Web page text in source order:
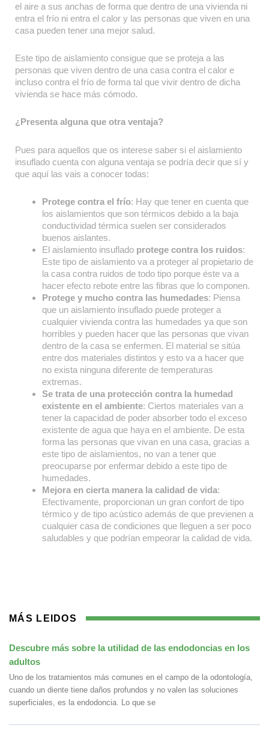
el aire a sus anchas de forma que dentro de una vivienda ni
entra el frío ni entra el calor y las personas que viven en una
casa pueden tener una mejor salud.
Este tipo de aislamiento consigue que se proteja a las
personas que viven dentro de una casa contra el calor e
incluso contra el frío de forma tal que vivir dentro de dicha
vivienda se hace más cómodo.
¿Presenta alguna que otra ventaja?
Pues para aquellos que os interese saber si el aislamiento
insuflado cuenta con alguna ventaja se podría decir que sí y
que aquí las vais a conocer todas:
Protege contra el frío: Hay que tener en cuenta que
los aislamientos que son térmicos debido a la baja
conductividad térmica suelen ser considerados
buenos aislantes.
El aislamiento insuflado protege contra los ruidos:
Este tipo de aislamiento va a proteger al propietario de
la casa contra ruidos de todo tipo porque éste va a
hacer efecto rebote entre las fibras que lo componen.
Protege y mucho contra las humedades: Piensa
que un aislamiento insuflado puede proteger a
cualquier vivienda contra las humedades ya que son
horribles y pueden hacer que las personas que vivan
dentro de la casa se enfermen. El material se sitúa
entre dos materiales distintos y esto va a hacer que
no exista ninguna diferente de temperaturas
extremas.
Se trata de una protección contra la humedad
existente en el ambiente: Ciertos materiales van a
tener la capacidad de poder absorber todo el exceso
existente de agua que haya en el ambiente. De esta
forma las personas que vivan en una casa, gracias a
este tipo de aislamientos, no van a tener que
preocuparse por enfermar debido a este tipo de
humedades.
Mejora en cierta manera la calidad de vida:
Efectivamente, proporcionan un gran confort de tipo
térmico y de tipo acústico además de que previenen a
cualquier casa de condiciones que lleguen a ser poco
saludables y que podrían empeorar la calidad de vida.
MÁS LEIDOS
Descubre más sobre la utilidad de las endodoncias en los
adultos
Uno de los tratamientos más comunes en el campo de la odontología,
cuando un diente tiene daños profundos y no valen las soluciones
superficiales, es la endodoncia. Lo que se